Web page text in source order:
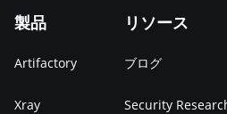
製品
Artifactory
Xray
リソース
ブログ
Security